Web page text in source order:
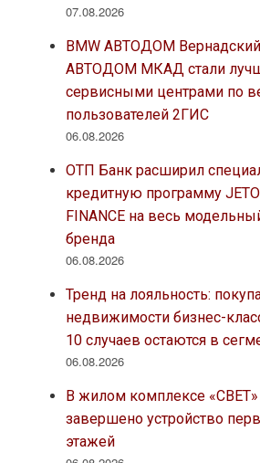
07.08.2026
BMW АВТОДОМ
АВТОДОМ МКАД стали
сервисными центрами по
пользователей 2ГИС
06.08.2026
ОТП Банк расширил
кредитную программу
FINANCE на весь
бренда
06.08.2026
Тренд на лояльность:
недвижимости бизнес-
10 случаев остаются в
06.08.2026
В жилом комплексе «СВЕТ»
завершено устройство
этажей